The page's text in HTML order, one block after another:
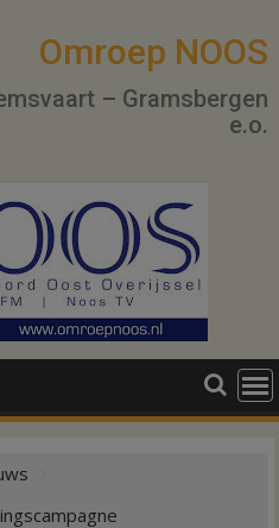
Omroep NOOS
– Gramsbergen
e.o.